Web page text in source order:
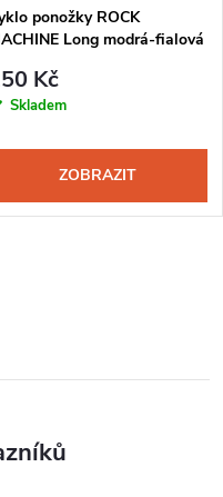
ponožky ROCK
Long modrá-fialová
Kč
Skladem
ZOBRAZIT